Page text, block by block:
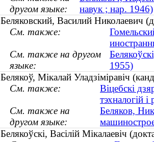
другом языке:
навук ; нар. 1946)
Беляковский, Василий Николаевич
См. также:
См. также на другом
языке:
1955)
Белякоў, Мікалай Уладзіміравіч
См. также:
Віцебскі
тэхналогій і
См. также на
другом языке:
Беляков,
Белякоўскі, Васілій Мікалаевіч